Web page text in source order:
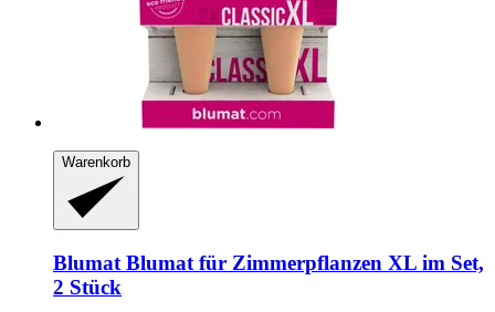
Warenkorb
Blumat Blumat für Zimmerpflanzen XL im Set,
2 Stück